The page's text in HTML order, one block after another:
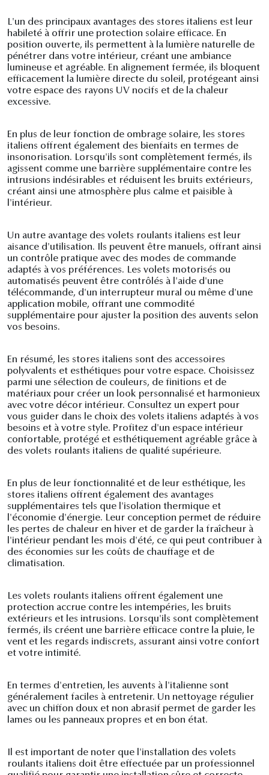
L'un des principaux avantages des stores italiens est leur
habileté à offrir une protection solaire efficace. En
position ouverte, ils permettent à la lumière naturelle de
pénétrer dans votre intérieur, créant une ambiance
lumineuse et agréable. En alignement fermée, ils bloquent
efficacement la lumière directe du soleil, protégeant ainsi
votre espace des rayons UV nocifs et de la chaleur
excessive.
En plus de leur fonction de ombrage solaire, les stores
italiens offrent également des bienfaits en termes de
insonorisation. Lorsqu'ils sont complètement fermés, ils
agissent comme une barrière supplémentaire contre les
intrusions indésirables et réduisent les bruits extérieurs,
créant ainsi une atmosphère plus calme et paisible à
l'intérieur.
Un autre avantage des volets roulants italiens est leur
aisance d'utilisation. Ils peuvent être manuels, offrant ainsi
un contrôle pratique avec des modes de commande
adaptés à vos préférences. Les volets motorisés ou
automatisés peuvent être contrôlés à l'aide d'une
télécommande, d'un interrupteur mural ou même d'une
application mobile, offrant une commodité
supplémentaire pour ajuster la position des auvents selon
vos besoins.
En résumé, les stores italiens sont des accessoires
polyvalents et esthétiques pour votre espace. Choisissez
parmi une sélection de couleurs, de finitions et de
matériaux pour créer un look personnalisé et harmonieux
avec votre décor intérieur. Consultez un expert pour
vous guider dans le choix des volets italiens adaptés à vos
besoins et à votre style. Profitez d'un espace intérieur
confortable, protégé et esthétiquement agréable grâce à
des volets roulants italiens de qualité supérieure.
En plus de leur fonctionnalité et de leur esthétique, les
stores italiens offrent également des avantages
supplémentaires tels que l'isolation thermique et
l'économie d'énergie. Leur conception permet de réduire
les pertes de chaleur en hiver et de garder la fraîcheur à
l'intérieur pendant les mois d'été, ce qui peut contribuer à
des économies sur les coûts de chauffage et de
climatisation.
Les volets roulants italiens offrent également une
protection accrue contre les intempéries, les bruits
extérieurs et les intrusions. Lorsqu'ils sont complètement
fermés, ils créent une barrière efficace contre la pluie, le
vent et les regards indiscrets, assurant ainsi votre confort
et votre intimité.
En termes d'entretien, les auvents à l'italienne sont
généralement faciles à entretenir. Un nettoyage régulier
avec un chiffon doux et non abrasif permet de garder les
lames ou les panneaux propres et en bon état.
Il est important de noter que l'installation des volets
roulants italiens doit être effectuée par un professionnel